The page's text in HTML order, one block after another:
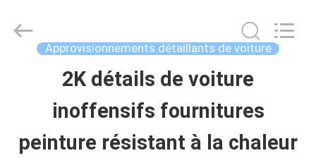
APERÇU
PRODUITS
Meklon
Technology
Approvisionnements détaillants de voiture
2K détails de voiture
inoffensifs fournitures
peinture résistant à la chaleur